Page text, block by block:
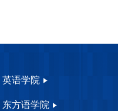
英语学院
东方语学院